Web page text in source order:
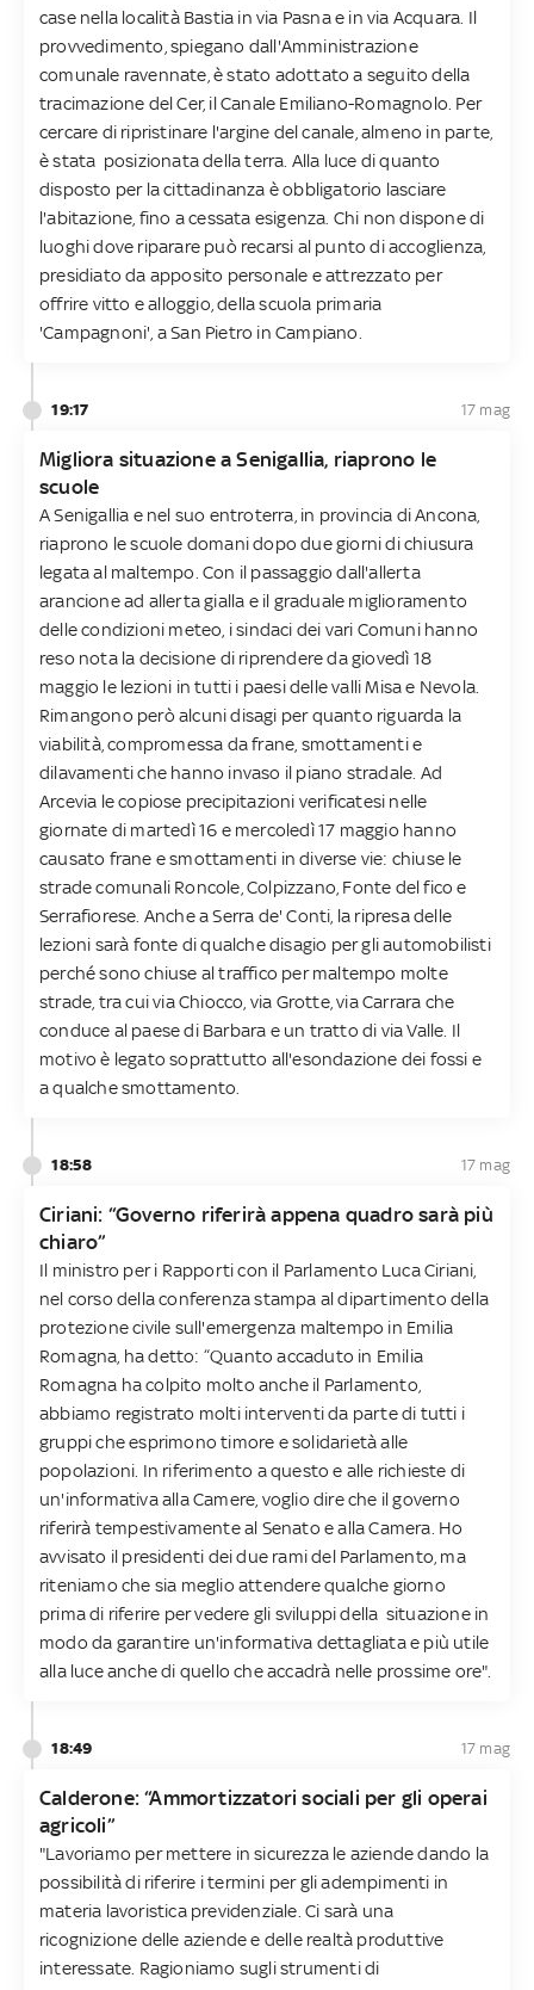
case nella località Bastia in via Pasna e in via Acquara. Il
provvedimento, spiegano dall'Amministrazione
comunale ravennate, è stato adottato a seguito della
tracimazione del Cer, il Canale Emiliano-Romagnolo. Per
cercare di ripristinare l'argine del canale, almeno in parte,
è stata posizionata della terra. Alla luce di quanto
disposto per la cittadinanza è obbligatorio lasciare
l'abitazione, fino a cessata esigenza. Chi non dispone di
luoghi dove riparare può recarsi al punto di accoglienza,
presidiato da apposito personale e attrezzato per
offrire vitto e alloggio, della scuola primaria
'Campagnoni', a San Pietro in Campiano.
19:17 17 mag
Migliora situazione a Senigallia, riaprono le
scuole
A Senigallia e nel suo entroterra, in provincia di Ancona,
riaprono le scuole domani dopo due giorni di chiusura
legata al maltempo. Con il passaggio dall'allerta
arancione ad allerta gialla e il graduale miglioramento
delle condizioni meteo, i sindaci dei vari Comuni hanno
reso nota la decisione di riprendere da giovedì 18
maggio le lezioni in tutti i paesi delle valli Misa e Nevola.
Rimangono però alcuni disagi per quanto riguarda la
viabilità, compromessa da frane, smottamenti e
dilavamenti che hanno invaso il piano stradale. Ad
Arcevia le copiose precipitazioni verificatesi nelle
giornate di martedì 16 e mercoledì 17 maggio hanno
causato frane e smottamenti in diverse vie: chiuse le
strade comunali Roncole, Colpizzano, Fonte del fico e
Serrafiorese. Anche a Serra de' Conti, la ripresa delle
lezioni sarà fonte di qualche disagio per gli automobilisti
perché sono chiuse al traffico per maltempo molte
strade, tra cui via Chiocco, via Grotte, via Carrara che
conduce al paese di Barbara e un tratto di via Valle. Il
motivo è legato soprattutto all'esondazione dei fossi e
a qualche smottamento.
18:58 17 mag
Ciriani: “Governo riferirà appena quadro sarà più
chiaro”
Il ministro per i Rapporti con il Parlamento Luca Ciriani,
nel corso della conferenza stampa al dipartimento della
protezione civile sull'emergenza maltempo in Emilia
Romagna, ha detto: “Quanto accaduto in Emilia
Romagna ha colpito molto anche il Parlamento,
abbiamo registrato molti interventi da parte di tutti i
gruppi che esprimono timore e solidarietà alle
popolazioni. In riferimento a questo e alle richieste di
un'informativa alla Camere, voglio dire che il governo
riferirà tempestivamente al Senato e alla Camera. Ho
avvisato il presidenti dei due rami del Parlamento, ma
riteniamo che sia meglio attendere qualche giorno
prima di riferire per vedere gli sviluppi della situazione in
modo da garantire un'informativa dettagliata e più utile
alla luce anche di quello che accadrà nelle prossime ore".
18:49 17 mag
Calderone: “Ammortizzatori sociali per gli operai
agricoli”
"Lavoriamo per mettere in sicurezza le aziende dando la
possibilità di riferire i termini per gli adempimenti in
materia lavoristica previdenziale. Ci sarà una
ricognizione delle aziende e delle realtà produttive
interessate. Ragioniamo sugli strumenti di